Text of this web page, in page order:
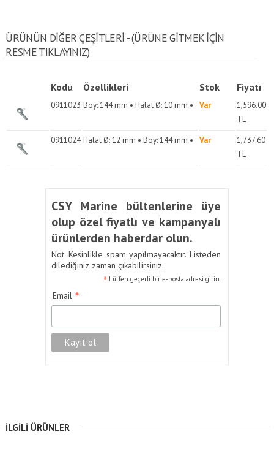
ÜRÜNÜN DİĞER ÇEŞİTLERİ - (ÜRÜNE GITMEK IÇIN
RESME TIKLAYINIZ)
Kodu Özellikleri Stok Fiyatı
0911023 Boy: 144 mm • Halat Ø: 10 mm • Var
1,596.00
TL
0911024 Halat Ø: 12 mm • Boy: 144 mm • Var
1,737.60
TL
CSY Marine bültenlerine üye
olup özel fiyatlı ve kampanyalı
ürünlerden haberdar olun.
Not: Kesinlikle spam yapılmayacaktır. Listeden
dilediğiniz zaman çıkabilirsiniz.
* Lütfen geçerli bir e-posta adresi girin.
Email *
İLGILI ÜRÜNLER